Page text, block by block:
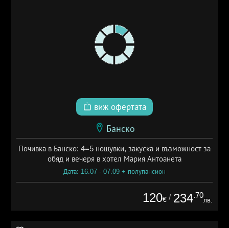
виж офертата
Банско
Почивка в Банско: 4=5 нощувки, закуска и възможност за
обяд и вечеря в хотел Мария Антоанета
Дата: 16.07 - 07.09 + полупансион
120€ / 234.70
лв.